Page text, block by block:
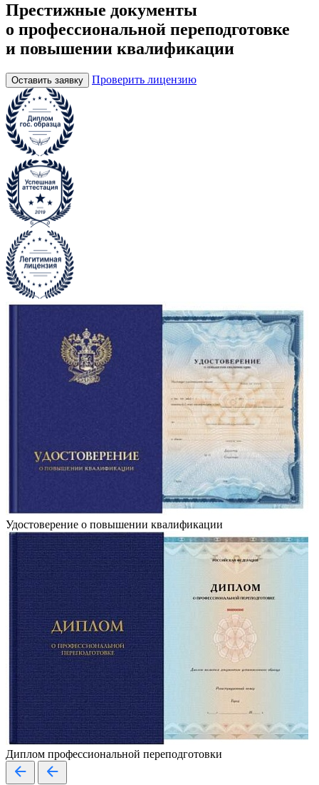
Престижные документы
о профессиональной переподготовке
и повышении квалификации
Оставить заявку Проверить лицензию
Удостоверение о повышении квалификации
Диплом профессиональной переподготовки